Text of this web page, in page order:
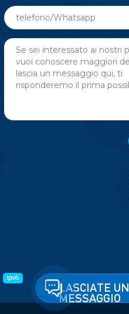
LASCIATE UN
MESSAGGIO